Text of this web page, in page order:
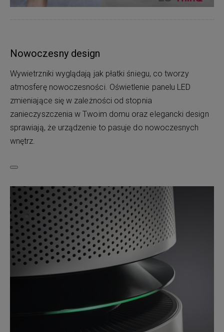
Nowoczesny design
Wywietrzniki wyglądają jak płatki śniegu, co tworzy
atmosferę nowoczesności. Oświetlenie panelu LED
zmieniające się w zależności od stopnia
zanieczyszczenia w Twoim domu oraz elegancki design
sprawiają, że urządzenie to pasuje do nowoczesnych
wnętrz.